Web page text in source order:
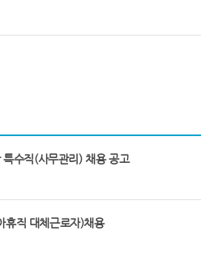
수직(사무관리) 채용 공고
휴직 대체근로자)채용